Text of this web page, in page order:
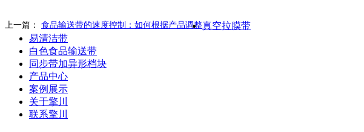
上一篇： 食品输送带的速度控制：如何根据产品调整真空拉膜带
易清洁带
白色食品输送带
同步带加异形档块
产品中心
案例展示
关于擎川
联系擎川